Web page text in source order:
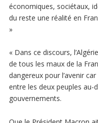
économiques, sociétaux,
du reste une réalité en
»
« Dans ce discours,
de tous les maux de la
dangereux pour l’avenir
entre les deux peuples au-
gouvernements.